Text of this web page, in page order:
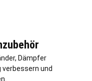
Dämpfer
verbessern und